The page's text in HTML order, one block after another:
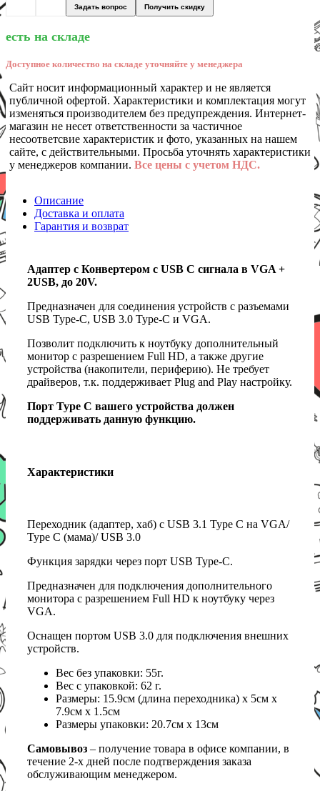
Задать вопрос Получить скидку
есть на складе
Доступное количество на складе уточняйте у менеджера
Сайт носит информационный характер и не является
публичной офертой. Характеристики и комплектация могут
изменяться производителем без предупреждения. Интернет-
магазин не несет ответственности за частичное
несоответсвие характеристик и фото, указанных на нашем
сайте, с действительными. Просьба уточнять характеристики
у менеджеров компании. Все цены с учетом НДС.
Описание
Доставка и оплата
Гарантия и возврат
Адаптер с Конвертером с USB C сигнала в VGA +
2USB, до 20V.
Предназначен для соединения устройств с разъемами
USB Type-C, USB 3.0 Type-C и VGA.
Позволит подключить к ноутбуку дополнительный
монитор с разрешением Full HD, а также другие
устройства (накопители, периферию). Не требует
драйверов, т.к. поддерживает Plug and Play настройку.
Порт Type C вашего устройства должен
поддерживать данную функцию.
Характеристики
Переходник (адаптер, хаб) с USB 3.1 Type C на VGA/
Type C (мама)/ USB 3.0
Функция зарядки через порт USB Type-C.
Предназначен для подключения дополнительного
монитора с разрешением Full HD к ноутбуку через
VGA.
Оснащен портом USB 3.0 для подключения внешних
устройств.
Вес без упаковки: 55г.
Вес с упаковкой: 62 г.
Размеры: 15.9см (длина переходника) х 5см х
7.9см х 1.5см
Размеры упаковки: 20.7см х 13см
Самовывоз – получение товара в офисе компании, в
течение 2-х дней после подтверждения заказа
обслуживающим менеджером.